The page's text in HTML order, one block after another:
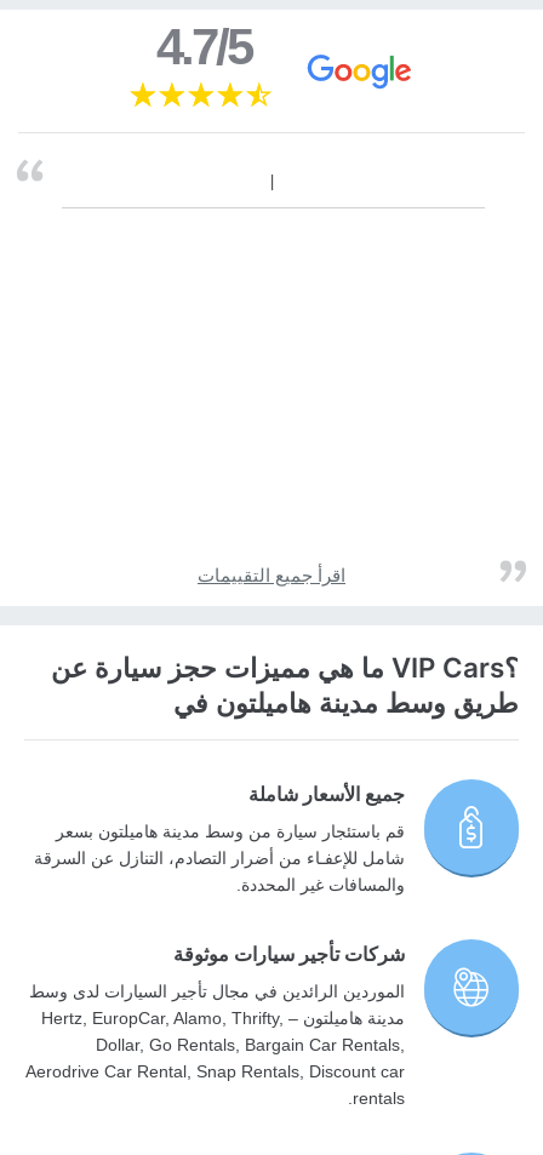
4.7/5
اقرأ جميع التقييمات
؟VIP Cars ما هي مميزات حجز سيارة عن
طريق وسط مدينة هاميلتون في
جميع الأسعار شاملة
قم باستئجار سيارة من وسط مدينة هاميلتون بسعر
شامل للإعفـاء من أضرار التصادم، التنازل عن السرقة
والمسافات غير المحددة.
شركات تأجير سيارات موثوقة
الموردين الرائدين في مجال تأجير السيارات لدى وسط
مدينة هاميلتون – Hertz, EuropCar, Alamo, Thrifty,
Dollar, Go Rentals, Bargain Car Rentals,
Aerodrive Car Rental, Snap Rentals, Discount car
rentals.